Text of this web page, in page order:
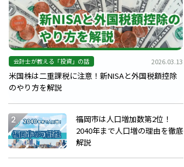
会計士が教える「投資」の話 2026.03.13
米国株は二重課税に注意！新NISAと外国税額控除
のやり方を解説
福岡市は人口増加数第2位！
2040年まで人口増の理由を徹底
解説